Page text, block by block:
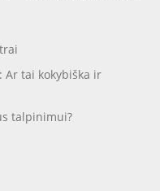
Ar tai kokybiška ir
talpinimui?